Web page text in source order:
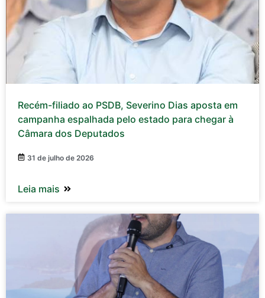
Recém-filiado ao PSDB, Severino Dias aposta em
campanha espalhada pelo estado para chegar à
Câmara dos Deputados
31 de julho de 2026
Leia mais